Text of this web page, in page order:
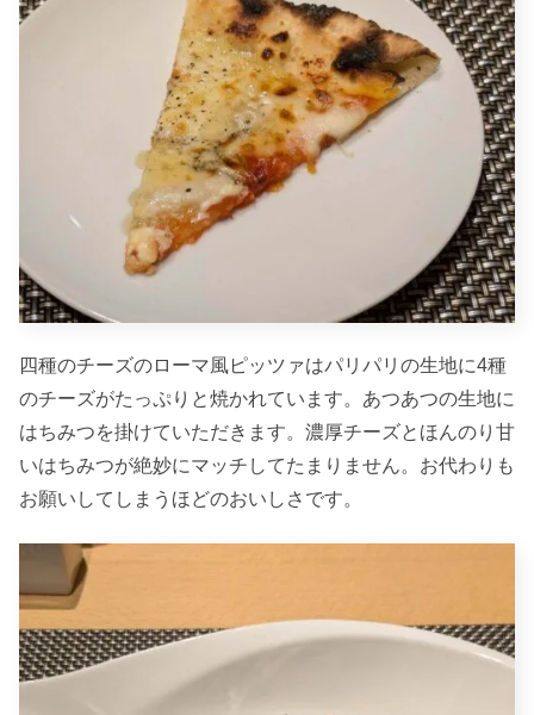
四種のチーズのローマ風ピッツァはパリパリの生地に4種
のチーズがたっぷりと焼かれています。あつあつの生地に
はちみつを掛けていただきます。濃厚チーズとほんのり甘
いはちみつが絶妙にマッチしてたまりません。お代わりも
お願いしてしまうほどのおいしさです。